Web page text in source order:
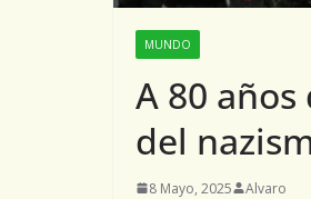
MUNDO
A 80
del
8 Mayo, 2025 Alvaro